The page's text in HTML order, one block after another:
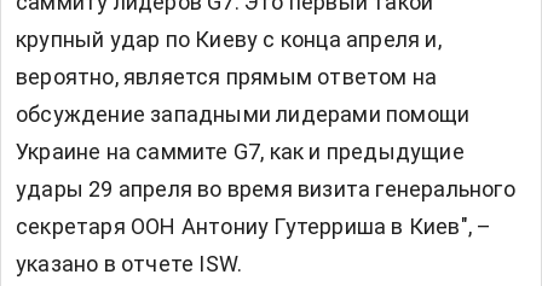
крупный удар по Киеву с конца апреля и,
вероятно, является прямым ответом на
обсуждение западными лидерами помощи
Украине на саммите G7, как и предыдущие
удары 29 апреля во время визита генерального
секретаря ООН Антониу Гутерриша в Киев", –
указано в отчете ISW.